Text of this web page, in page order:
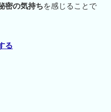
密の気持ちを感じることで
る